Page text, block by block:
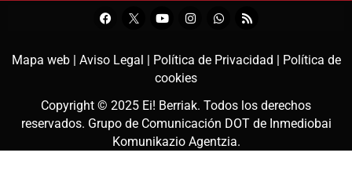
Mapa web | Aviso Legal | Política de Privacidad | Política de
cookies
Copyright © 2025 Ei! Berriak. Todos los derechos
reservados. Grupo de Comunicación DOT de Inmediobai
Komunikazio Agentzia.